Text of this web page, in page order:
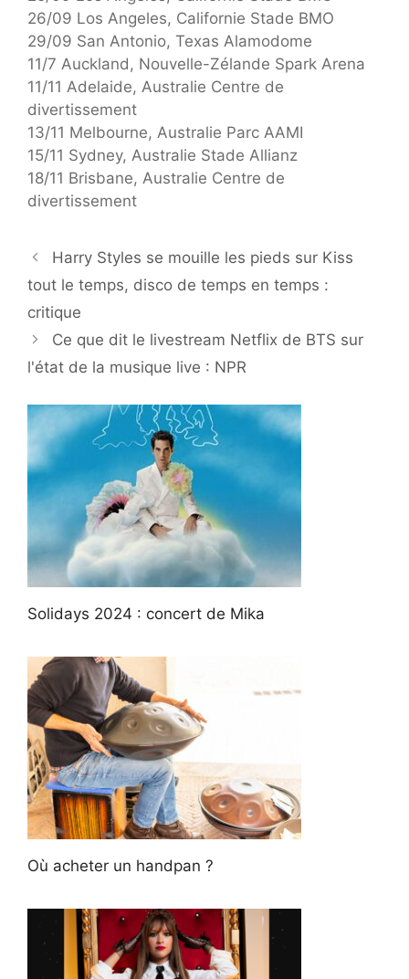
26/09 Los Angeles, Californie Stade BMO
29/09 San Antonio, Texas Alamodome
11/7 Auckland, Nouvelle-Zélande Spark Arena
11/11 Adelaide, Australie Centre de
divertissement
13/11 Melbourne, Australie Parc AAMI
15/11 Sydney, Australie Stade Allianz
18/11 Brisbane, Australie Centre de
divertissement
Harry Styles se mouille les pieds sur Kiss
tout le temps, disco de temps en temps :
critique
Ce que dit le livestream Netflix de BTS sur
l'état de la musique live : NPR
Solidays 2024 : concert de Mika
Où acheter un handpan ?